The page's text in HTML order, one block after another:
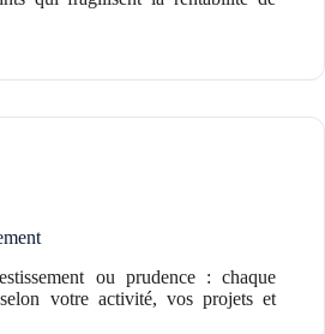
ou prudence : chaque
votre activité, vos projets et